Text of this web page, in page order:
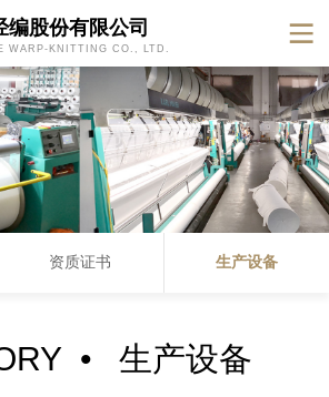
编股份有限公司
WARP-KNITTING CO., LTD.
资质证书 生产设备
• 生产设备